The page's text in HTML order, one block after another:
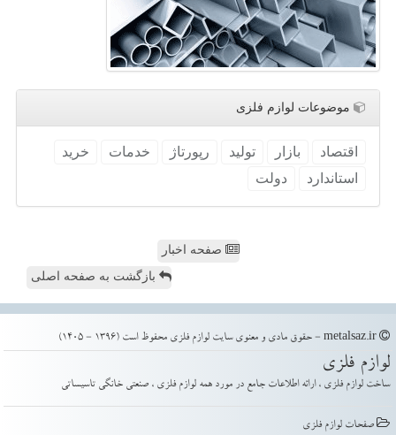
موضوعات لوازم فلزی
اقتصاد بازار تولید رپورتاژ خدمات
خرید
استاندارد
دولت
صفحه اخبار
بازگشت به صفحه اصلی
لوازم فلزی
ساخت لوازم فلزی ، ارائه اطلاعات جامع در مورد همه لوازم فلزی ، صنعتی خانگی تاسیساتی
صفحات لوازم فلزی